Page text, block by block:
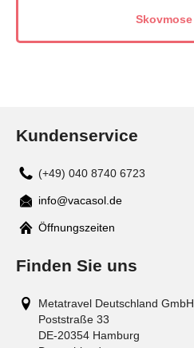
Skovmose
Kundenservice
(+49) 040 8740 6723
Mail
info@vacasol.de
Öffnungszeiten
Finden Sie uns
Metatravel Deutschland GmbH
Poststraße 33
DE-20354 Hamburg